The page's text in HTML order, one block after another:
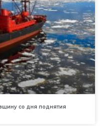
со дня поднятия